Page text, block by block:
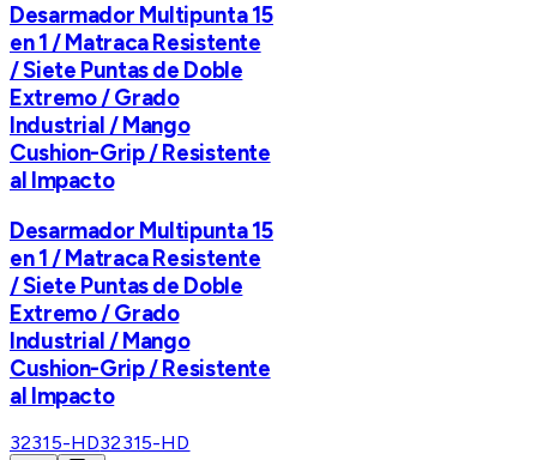
Desarmador Multipunta 15
en 1 / Matraca Resistente
/ Siete Puntas de Doble
Extremo / Grado
Industrial / Mango
Cushion-Grip / Resistente
al Impacto
Desarmador Multipunta 15
en 1 / Matraca Resistente
/ Siete Puntas de Doble
Extremo / Grado
Industrial / Mango
Cushion-Grip / Resistente
al Impacto
32315-HD32315-HD